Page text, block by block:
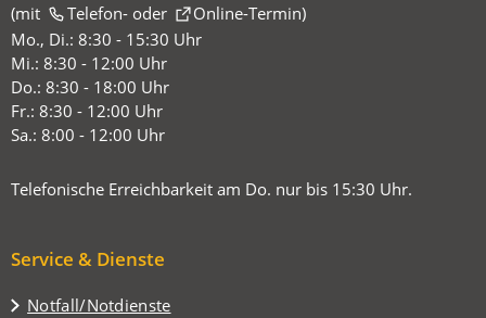
(mit
Telefon-oder Online-Termin
(Öffnet
in
einem
neuen
Tab)
)
Mo., Di.: 8:30 - 15:30 Uhr
Mi.: 8:30 - 12:00 Uhr
Do.: 8:30 - 18:00 Uhr
Fr.: 8:30 - 12:00 Uhr
Sa.: 8:00 - 12:00 Uhr
Telefonische Erreichbarkeit am Do. nur bis 15:30 Uhr.
Service & Dienste
Notfall/Notdienste